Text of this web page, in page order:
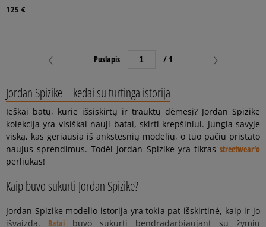
125 €
Puslapis / 1
Jordan Spizike – kedai su turtinga istorija
Ieškai batų, kurie išsiskirtų ir trauktų dėmesį? Jordan Spizike
kolekcija yra visiškai nauji batai, skirti krepšiniui. Jungia savyje
viską, kas geriausia iš ankstesnių modelių, o tuo pačiu pristato
naujus sprendimus. Todėl Jordan Spizike yra tikras streetwear‘o
perliukas!
Kaip buvo sukurti Jordan Spizike?
Jordan Spizike modelio istorija yra tokia pat išskirtinė, kaip ir jo
išvaizda. Batai buvo sukurti bendradarbiaujant su žymiu